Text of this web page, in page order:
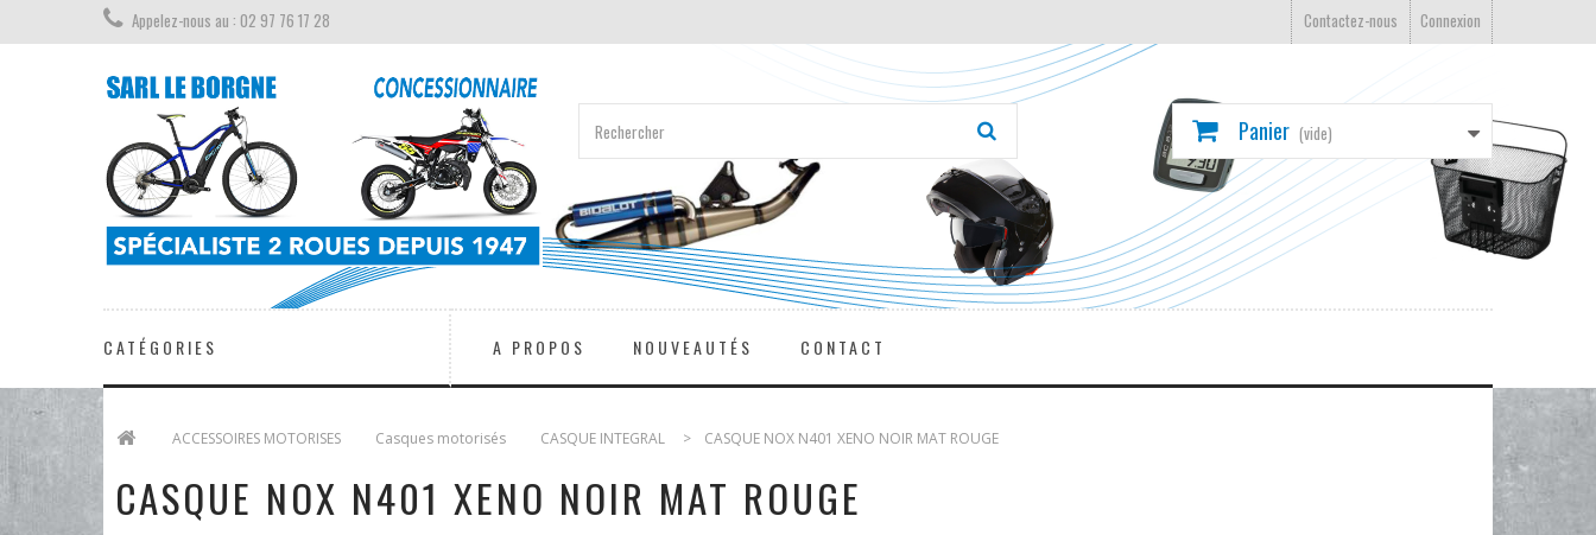
Connexion
Contactez-nous
Appelez-nous au : 02 97 76 17 28
Panier (vide)
CATÉGORIES A PROPOS NOUVEAUTÉS CONTACT
ACCESSOIRES MOTORISES Casques motorisés CASQUE INTEGRAL > CASQUE NOX N401 XENO NOIR MAT ROUGE
CASQUE NOX N401 XENO NOIR MAT ROUGE